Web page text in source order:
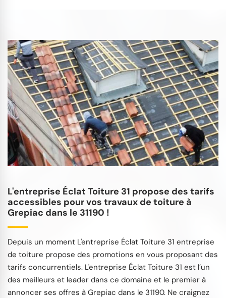
L'entreprise Éclat Toiture 31 propose des tarifs
accessibles pour vos travaux de toiture à
Grepiac dans le 31190 !
Depuis un moment L'entreprise Éclat Toiture 31 entreprise
de toiture propose des promotions en vous proposant des
tarifs concurrentiels. L'entreprise Éclat Toiture 31 est l’un
des meilleurs et leader dans ce domaine et le premier à
annoncer ses offres à Grepiac dans le 31190. Ne craignez